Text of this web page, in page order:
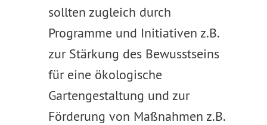
sollten zugleich durch
Programme und Initiativen z.B.
zur Stärkung des Bewusstseins
für eine ökologische
Gartengestaltung und zur
Förderung von Maßnahmen z.B.